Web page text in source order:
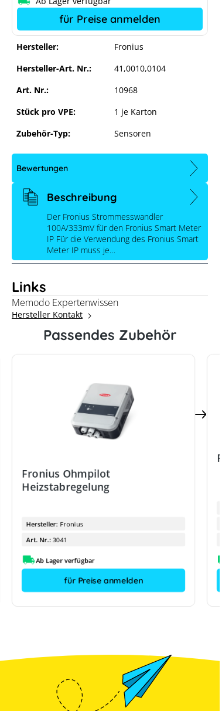
Fronius Strommesswandler
100A/333mV für Smart Meter IP
Hersteller:
Fronius
Hersteller-Art. Nr.:
41,0010,0104
Art. Nr.:
10968
Stück pro VPE:
1 je Karton
Zubehör-Typ:
Sensoren
für Preise anmelden
Links
Memodo Expertenwissen
Hersteller Kontakt
Bewertungen
Beschreibung
Der Fronius Strommesswandler
100A/333mV für den Fronius Smart Meter
IP Für die Verwendung des Fronius Smart
Meter IP muss je…
Passendes Zubehör
Fronius Ohmpilot
Heizstabregelung
Hersteller: Fronius
Art. Nr.: 3041
Ab Lager verfügbar
für Preise anmelden